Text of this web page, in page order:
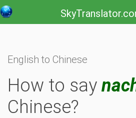
English to Chinese
How to say
Chinese?